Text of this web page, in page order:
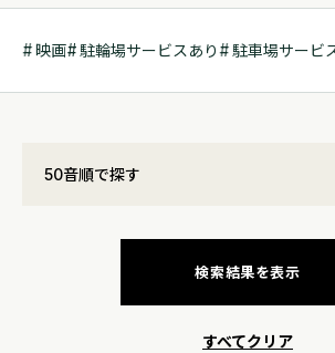
映画 駐輪場サービスあり 駐車場サービ
50音順で探す
検索結果を表示
すべてクリア